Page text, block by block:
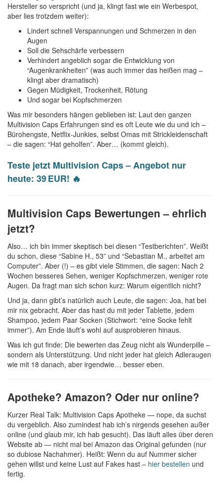
Hersteller so verspricht (und ja, klingt fast wie ein Werbespot,
aber lies trotzdem weiter):
Lindert schnell Verspannungen und Schmerzen in den
Augen
Soll die Sehschärfe verbessern
Verhindert angeblich sogar die Entwicklung von
“Augenkrankheiten” (was auch immer das heißen mag –
klingt aber dramatisch)
Gegen Müdigkeit, Trockenheit, Rötung
Und sogar bei Kopfschmerzen
Was mir besonders hängen geblieben ist: Laut den ganzen
Multivision Caps Erfahrungen sind es oft Leute wie du und ich –
Bürohengste, Netflix-Junkies, selbst Omas mit Strickleidenschaft
– die sagen: “Hat geholfen”. Aber… (kommt gleich).
Teste jetzt Multivision Caps – Angebot nur
heute: 39 EUR! 🔥
Multivision Caps Bewertungen – ehrlich
jetzt?
Also… ich bin immer skeptisch bei diesen “Testberichten”. Weißt
du schon, diese “Sabine H., 53” und “Sebastian M., arbeitet am
Computer”. Aber (!) – es gibt viele Stimmen, die sagen: Nach 2
Wochen besseres Sehen, weniger Kopfschmerzen, weniger rote
Augen. Da fragt man sich schon kurz: Warum eigentlich nicht?
Und ja, dann gibt’s natürlich auch Leute, die sagen: Joa, hat bei
mir nix gebracht. Aber das hast du mit jeder Tablette, jedem
Shampoo, jedem Paar Socken (Stichwort: “eine Socke fehlt
immer”). Am Ende läuft’s wohl auf ausprobieren hinaus.
Was ich gut finde: Die bewerten das Zeug nicht als Wunderpille –
sondern als Unterstützung. Und nicht jeder hat gleich Adleraugen
wie mit 18 danach, aber irgendwie… besser eben.
Apotheke? Amazon? Oder nur online?
Kurzer Real Talk: Multivision Caps Apotheke — nope, da suchst
du vergeblich. Also zumindest hab ich’s nirgends gesehen außer
online (und glaub mir, ich hab gesucht). Das läuft alles über deren
Website ab — nicht mal bei Amazon das Original gefunden (nur
so dubiose Nachahmer). Heißt: Wenn du auf Nummer sicher
gehen willst und keine Lust auf Fakes hast – hier bestellen und
fertig.